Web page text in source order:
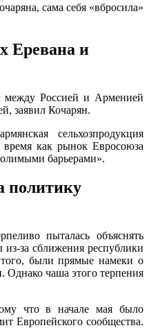
сама себя «вбросила»
Еревана и
Россией и Арменией
заявил Кочарян.
сельхозпродукция
как рынок Евросоюза
барьерами».
политику
пыталась объяснять
за сближения республики
были прямые намеки о
Однако чаша этого терпения
что в начале мая было
Европейского сообщества.